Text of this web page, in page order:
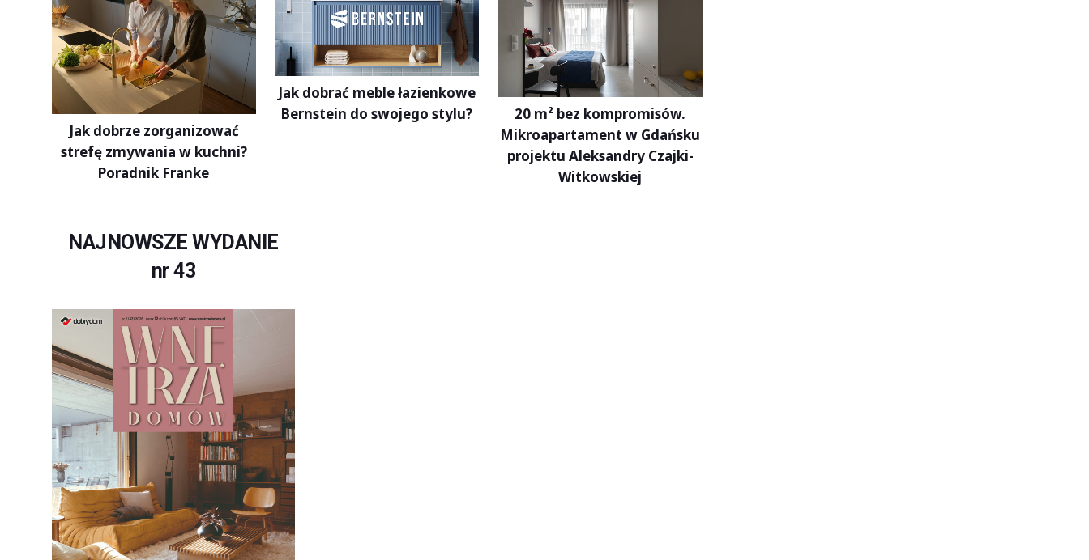
Jak dobrze zorganizować
strefę zmywania w kuchni?
Poradnik Franke
Jak dobrać meble łazienkowe
Bernstein do swojego stylu?
20 m² bez kompromisów.
Mikroapartament w Gdańsku
projektu Aleksandry Czajki-
Witkowskiej
NAJNOWSZE WYDANIE
nr 43